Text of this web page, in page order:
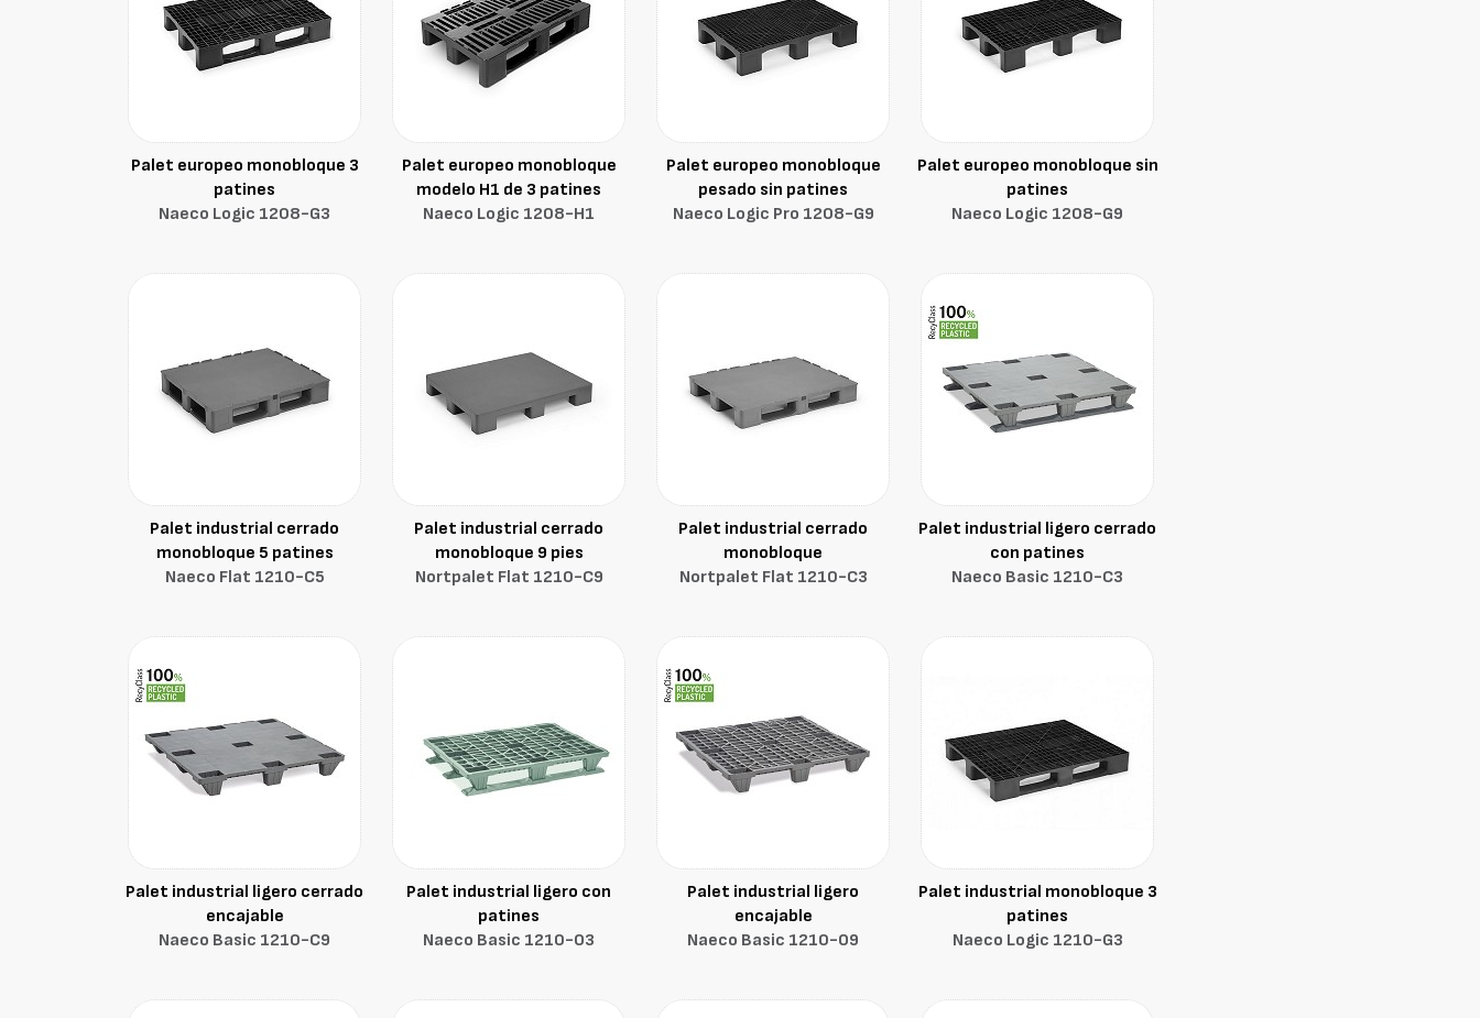
Palet europeo monobloque 3
patines
Naeco Logic 1208-G3
Palet europeo monobloque
modelo H1 de 3 patines
Naeco Logic 1208-H1
Palet europeo monobloque
pesado sin patines
Naeco Logic Pro 1208-G9
Palet europeo monobloque sin
patines
Naeco Logic 1208-G9
Palet industrial cerrado
monobloque 5 patines
Naeco Flat 1210-C5
Palet industrial cerrado
monobloque 9 pies
Nortpalet Flat 1210-C9
Palet industrial cerrado
monobloque
Nortpalet Flat 1210-C3
Palet industrial ligero cerrado
con patines
Naeco Basic 1210-C3
Palet industrial ligero cerrado
encajable
Naeco Basic 1210-C9
Palet industrial ligero con
patines
Naeco Basic 1210-O3
Palet industrial ligero
encajable
Naeco Basic 1210-O9
Palet industrial monobloque 3
patines
Naeco Logic 1210-G3